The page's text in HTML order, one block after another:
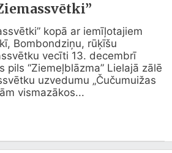
kopā ar iemīļotajiem
Bombondziņu, rūķīšu
vecīti 13. decembrī
pils “Ziemeļblāzma” Lielajā zālē
uzvedumu „Čučumuižas
vismazākos...